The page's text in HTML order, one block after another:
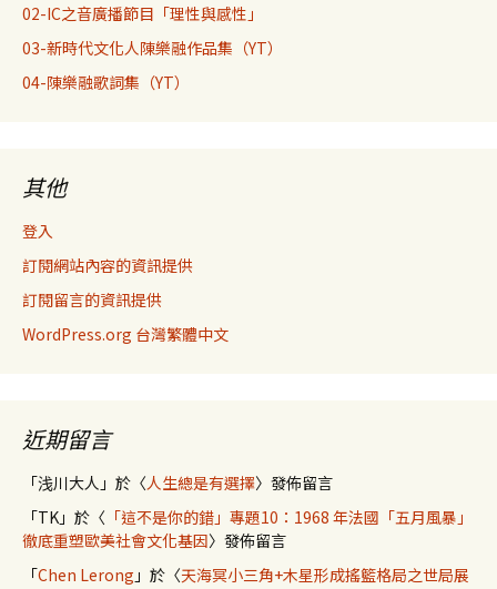
02-IC之音廣播節目「理性與感性」
03-新時代文化人陳樂融作品集（YT）
04-陳樂融歌詞集（YT）
其他
登入
訂閱網站內容的資訊提供
訂閱留言的資訊提供
WordPress.org 台灣繁體中文
近期留言
「浅川大人 」於〈人生總是有選擇〉發佈留言
「TK 」於〈 「這不是你的錯」專題10：1968 年法國「五月風暴」
徹底重塑歐美社會文化基因〉發佈留言
「Chen Lerong 」於〈天海冥小三角+木星形成搖籃格局之世局展